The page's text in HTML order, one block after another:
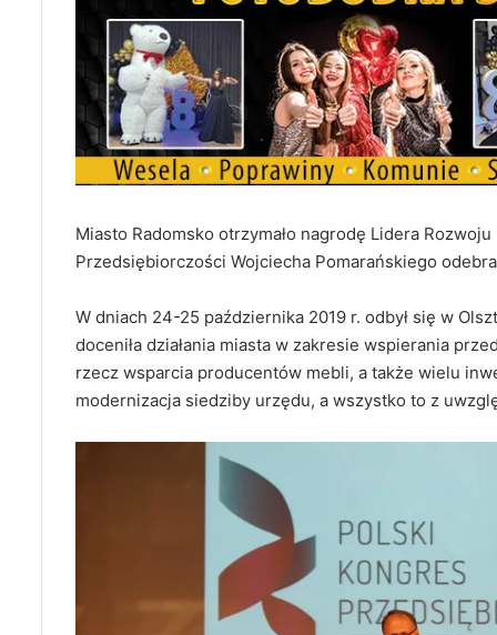
Miasto Radomsko otrzymało nagrodę Lidera
Przedsiębiorczości Wojciecha Pomarańskiego
W dniach 24-25 października 2019 r. odbył się w
doceniła działania miasta w zakresie wspierania
rzecz wsparcia producentów mebli, a także wielu
modernizacja siedziby urzędu, a wszystko to z